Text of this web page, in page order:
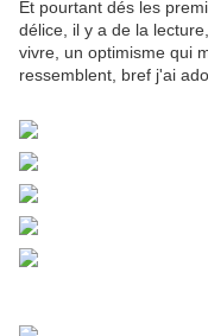
Et pourtant dés les
délice, il y a de la
vivre, un optimisme qui
ressemblent, bref j'ai